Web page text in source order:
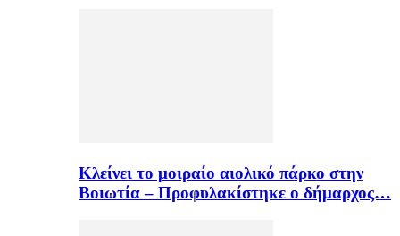
Κλείνει το μοιραίο αιολικό πάρκο στην
Βοιωτία – Προφυλακίστηκε ο δήμαρχος…